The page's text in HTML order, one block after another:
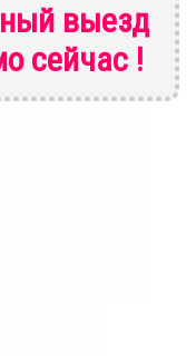
выезд
сейчас !